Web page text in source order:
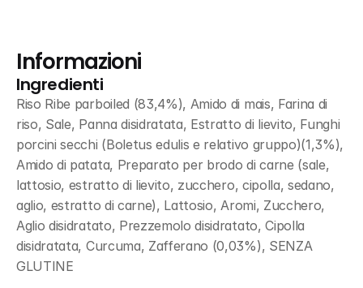
Informazioni
Ingredienti
Riso Ribe parboiled (83,4%), Amido di mais, Farina di
riso, Sale, Panna disidratata, Estratto di lievito, Funghi
porcini secchi (Boletus edulis e relativo gruppo)(1,3%),
Amido di patata, Preparato per brodo di carne (sale,
lattosio, estratto di lievito, zucchero, cipolla, sedano,
aglio, estratto di carne), Lattosio, Aromi, Zucchero,
Aglio disidratato, Prezzemolo disidratato, Cipolla
disidratata, Curcuma, Zafferano (0,03%), SENZA
GLUTINE